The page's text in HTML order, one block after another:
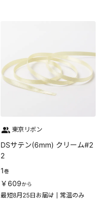
東京リボン
DSサテン(6mm) クリーム#2
2
1巻
￥609から
最短8月25日お届け 常温のみ